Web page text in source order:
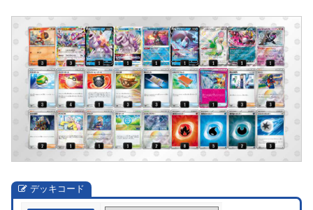
デッキコード